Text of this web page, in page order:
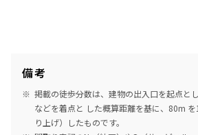
備考
掲載の徒歩分数は、建物の出入口を起点と
などを着点と した概算距離を基に、80m
り上げ）したものです。